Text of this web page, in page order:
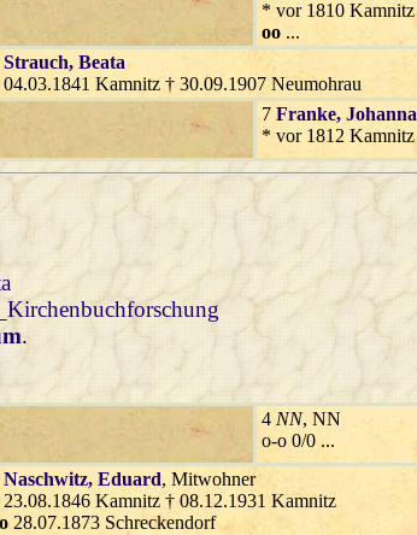
* vor 1810 Kamnitz
oo ...
Strauch, Beata
Kamnitz † 30.09.1907 Neumohrau
7 Franke, Johanna
* vor 1812 Kamnitz
.
4 NN, NN
o-o 0/0 ...
Naschwitz, Eduard, Mitwohner
Kamnitz † 08.12.1931 Kamnitz
28.07.1873 Schreckendorf